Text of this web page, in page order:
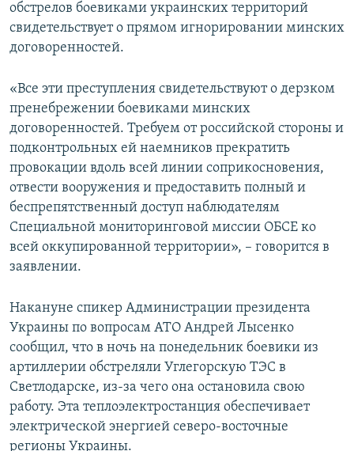
обстрелов боевиками украинских территорий
свидетельствует о прямом игнорировании минских
договоренностей.
«Все эти преступления свидетельствуют о дерзком
пренебрежении боевиками минских
договоренностей. Требуем от российской стороны и
подконтрольных ей наемников прекратить
провокации вдоль всей линии соприкосновения,
отвести вооружения и предоставить полный и
беспрепятственный доступ наблюдателям
Специальной мониторинговой миссии ОБСЕ ко
всей оккупированной территории», – говорится в
заявлении.
Накануне спикер Администрации президента
Украины по вопросам АТО Андрей Лысенко
сообщил, что в ночь на понедельник боевики из
артиллерии обстреляли Углегорскую ТЭС в
Светлодарске, из-за чего она остановила свою
работу. Эта теплоэлектростанция обеспечивает
электрической энергией северо-восточные
регионы Украины.